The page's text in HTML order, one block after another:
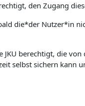
den Zugang
die*der Nutzer*in
berechtigt, die
selbst sichern kann